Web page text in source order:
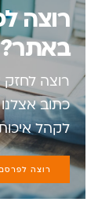
רוצה
באתר?
רוצה
כתוב
לקהל
רוצה